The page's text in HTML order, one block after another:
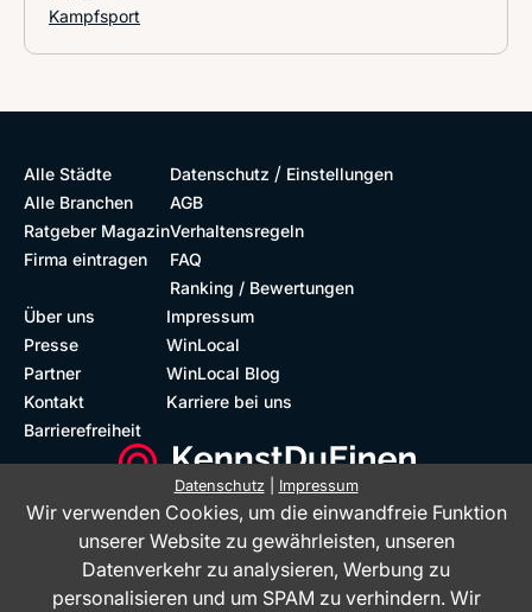
Kampfsport
Alle Städte
Alle Branchen
Ratgeber Magazin
Firma eintragen
Datenschutz / Einstellungen
AGB
Verhaltensregeln
FAQ
Ranking / Bewertungen
Über uns
Presse
Partner
Kontakt
Barrierefreiheit
Impressum
WinLocal
WinLocal Blog
Karriere bei uns
Barrierefreie Website
Datenschutz| Impressum
Wir verwenden Cookies, um die einwandfreie Funktion
unserer Website zu gewährleisten, unseren
Datenverkehr zu analysieren, Werbung zu
personalisieren und um SPAM zu verhindern. Wir